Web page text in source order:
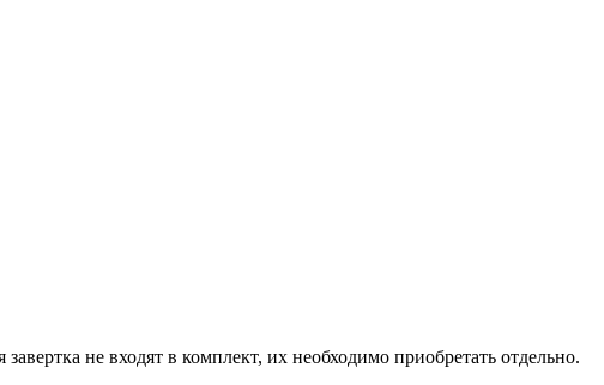
не входят в комплект, их необходимо приобретать отдельно.